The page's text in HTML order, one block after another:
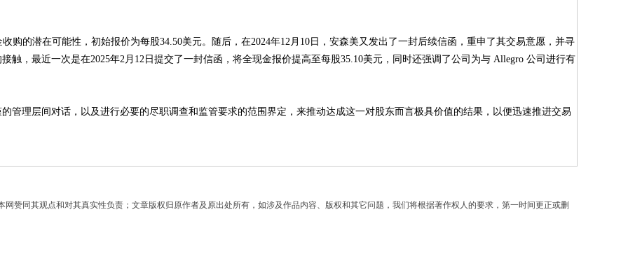
购的潜在可能性，初始报价为每股34.50美元。随后，在2024年12月10日，安森美又发出了一封后续信函，重申了其交易意愿，并寻
触，最近一次是在2025年2月12日提交了一封信函，将全现金报价提高至每股35.10美元，同时还强调了公司为与 Allegro 公司进行有
管理层间对话，以及进行必要的尽职调查和监管要求的范围界定，来推动达成这一对股东而言极具价值的结果，以便迅速推进交易
赞同其观点和对其真实性负责；文章版权归原作者及原出处所有，如涉及作品内容、版权和其它问题，我们将根据著作权人的要求，第一时间更正或删